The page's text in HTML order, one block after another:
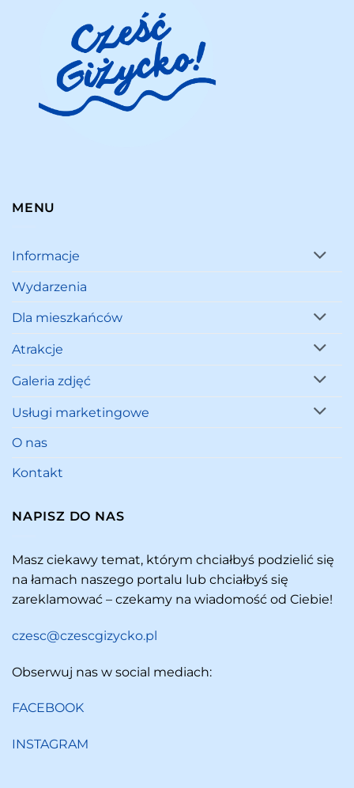
MENU
Informacje
Wydarzenia
Dla mieszkańców
Atrakcje
Galeria zdjęć
Usługi marketingowe
O nas
Kontakt
NAPISZ DO NAS
Masz ciekawy temat, którym chciałbyś podzielić się
na łamach naszego portalu lub chciałbyś się
zareklamować – czekamy na wiadomość od Ciebie!
czesc@czescgizycko.pl
Obserwuj nas w social mediach:
FACEBOOK
INSTAGRAM